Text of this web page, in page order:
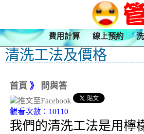
費用計算 線上預約
清洗工法及價格
首頁 》 問與答
觀看次數：10110
我們的清洗工法是用檸